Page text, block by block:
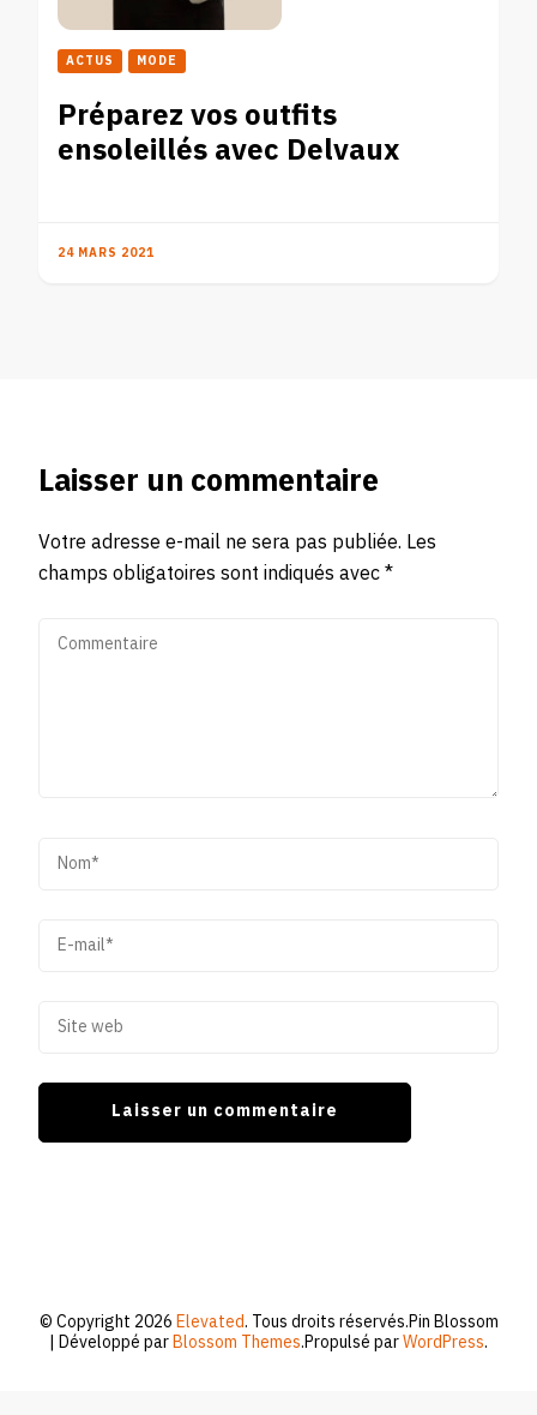
ACTUS MODE
Préparez vos outfits
ensoleillés avec Delvaux
24 MARS 2021
Laisser un commentaire
Votre adresse e-mail ne sera pas publiée. Les
champs obligatoires sont indiqués avec*
© Copyright 2026Elevated. Tous droits réservés.Pin Blossom
| Développé parBlossom Themes.Propulsé parWordPress.